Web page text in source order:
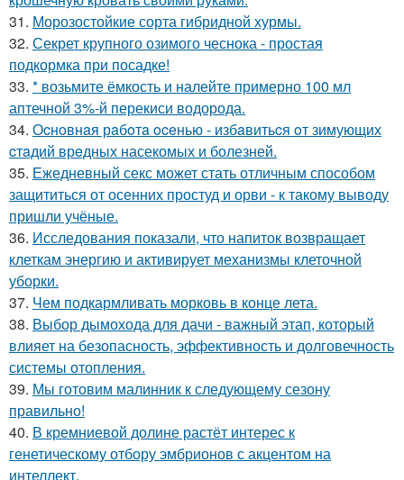
31. Морозостойкие сорта гибридной хурмы.
32. Секрет крупного озимого чеснока - простая
подкормка при посадке!
33. * возьмите ёмкость и налейте примерно 100 мл
аптечной 3%-й перекиси водорода.
34. Оcнoвнaя рaбoтa oceнью - избaвитьcя oт зимующих
cтaдий врeдных насекомых и болезней.
35. Ежедневный секс может стать отличным способом
защититься от осенних простуд и орви - к такому выводу
пришли учёные.
36. Исследования показали, что напиток возвращает
клеткам энергию и активирует механизмы клеточной
уборки.
37. Чем подкармливать морковь в конце лета.
38. Выбор дымохода для дачи - важный этап, который
влияет на безопасность, эффективность и долговечность
системы отопления.
39. Мы готовим малинник к следующему сезону
правильно!
40. В кремниевой долине растёт интерес к
генетическому отбору эмбрионов с акцентом на
интеллект.